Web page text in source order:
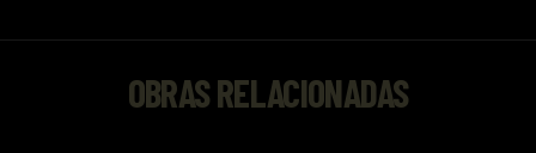
OBRAS RELACIONADAS